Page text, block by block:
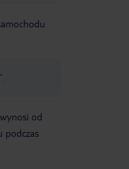
od
podczas